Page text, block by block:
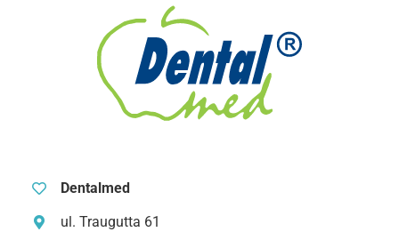
Dentalmed
ul. Traugutta 61